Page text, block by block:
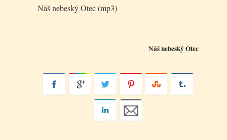
Náš nebeský Otec (mp3)
Náš nebeský Otec